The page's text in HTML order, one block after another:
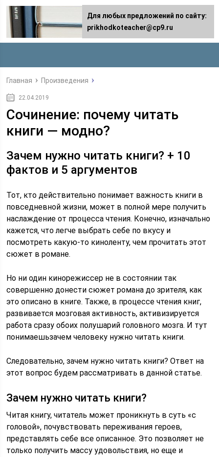
Главная Произведения
22.04.2019
Сочинение: почему читать
книги — модно?
Зачем нужно читать книги? + 10
фактов и 5 аргументов
Тот, кто действительно понимает важность книги в
повседневной жизни, может в полной мере получить
наслаждение от процесса чтения. Конечно, изначально
кажется, что легче выбрать себе по вкусу и
посмотреть какую-то киноленту, чем прочитать этот
сюжет в романе.
Но ни один кинорежиссер не в состоянии так
совершенно донести сюжет романа до зрителя, как
это описано в книге. Также, в процессе чтения книг,
развивается мозговая активность, активизируется
работа сразу обоих полушарий головного мозга. И тут
понимаешьзачем человеку нужно читать книги.
Следовательно, зачем нужно читать книги? Ответ на
этот вопрос будем рассматривать в данной статье.
Зачем нужно читать книги?
Читая книгу, читатель может проникнуть в суть «с
головой», почувствовать переживания героев,
представлять себе все описанное. Это позволяет не
только получить массу удовольствия, но еще и
Для любых предложений по сайту:
prikhodkoteacher@cp9.ru